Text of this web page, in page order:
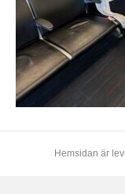
Hemsidan är